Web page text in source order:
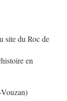
site du Roc de
en